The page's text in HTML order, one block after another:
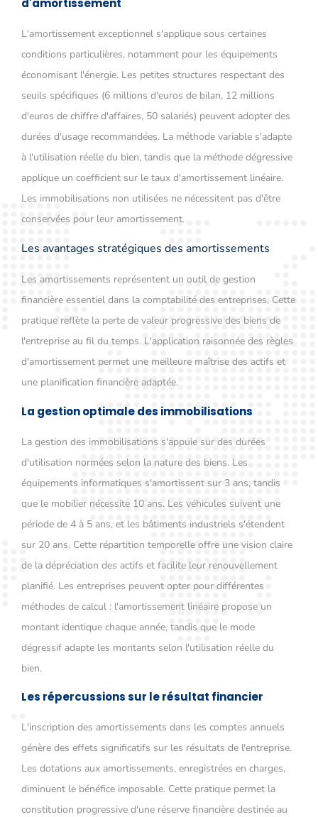
d'amortissement
L'amortissement exceptionnel s'applique sous certaines
conditions particulières, notamment pour les équipements
économisant l'énergie. Les petites structures respectant des
seuils spécifiques (6 millions d'euros de bilan, 12 millions
d'euros de chiffre d'affaires, 50 salariés) peuvent adopter des
durées d'usage recommandées. La méthode variable s'adapte
à l'utilisation réelle du bien, tandis que la méthode dégressive
applique un coefficient sur le taux d'amortissement linéaire.
Les immobilisations non utilisées ne nécessitent pas d'être
conservées pour leur amortissement.
Les avantages stratégiques des amortissements
Les amortissements représentent un outil de gestion
financière essentiel dans la comptabilité des entreprises. Cette
pratique reflète la perte de valeur progressive des biens de
l'entreprise au fil du temps. L'application raisonnée des règles
d'amortissement permet une meilleure maîtrise des actifs et
une planification financière adaptée.
La gestion optimale des immobilisations
La gestion des immobilisations s'appuie sur des durées
d'utilisation normées selon la nature des biens. Les
équipements informatiques s'amortissent sur 3 ans, tandis
que le mobilier nécessite 10 ans. Les véhicules suivent une
période de 4 à 5 ans, et les bâtiments industriels s'étendent
sur 20 ans. Cette répartition temporelle offre une vision claire
de la dépréciation des actifs et facilite leur renouvellement
planifié. Les entreprises peuvent opter pour différentes
méthodes de calcul : l'amortissement linéaire propose un
montant identique chaque année, tandis que le mode
dégressif adapte les montants selon l'utilisation réelle du
bien.
Les répercussions sur le résultat financier
L'inscription des amortissements dans les comptes annuels
génère des effets significatifs sur les résultats de l'entreprise.
Les dotations aux amortissements, enregistrées en charges,
diminuent le bénéfice imposable. Cette pratique permet la
constitution progressive d'une réserve financière destinée au